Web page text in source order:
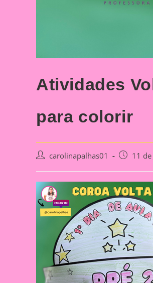
Atividades
para colorir
Post carolinapalhas01
Post 11